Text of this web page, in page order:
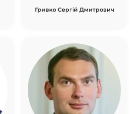
Гривко Сергій Дмитрович